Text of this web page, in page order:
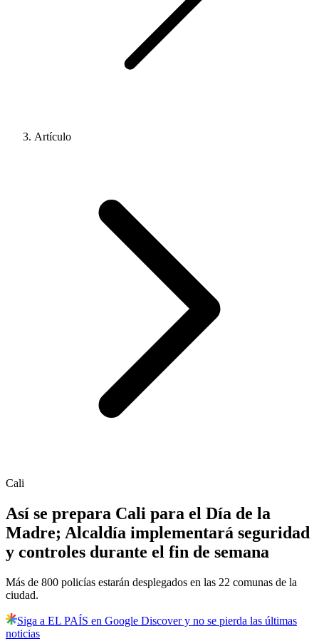
Artículo
Cali
Así se prepara Cali para el Día de la
Madre; Alcaldía implementará seguridad
y controles durante el fin de semana
Más de 800 policías estarán desplegados en las 22 comunas de la
ciudad.
Siga a EL PAÍS en Google Discover y no se pierda las últimas
noticias